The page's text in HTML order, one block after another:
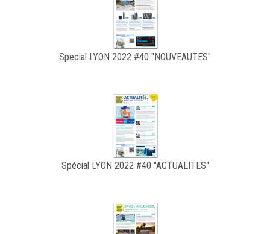
Special LYON 2022 #40 "NOUVEAUTES"
Spécial LYON 2022 #40 "ACTUALITES"